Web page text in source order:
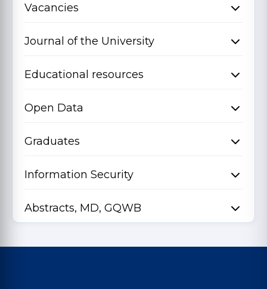
Vacancies
Journal of the University
Educational resources
Open Data
Graduates
Information Security
Abstracts, MD, GQWB